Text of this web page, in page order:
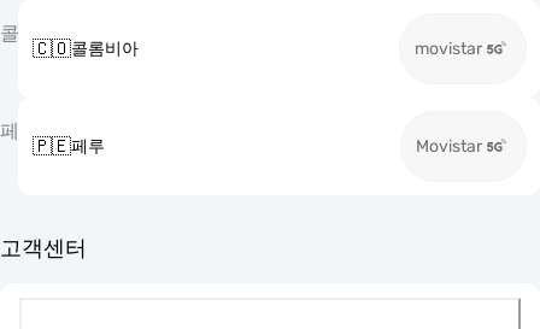
콜
🇨🇴콜롬비아 movistar
페
🇵🇪페루 Movistar
고객센터